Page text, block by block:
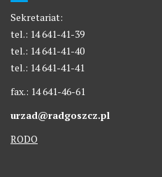
Sekretariat:
tel.: 14 641-41-39
tel.: 14 641-41-40
tel.: 14 641-41-41
fax.: 14 641-46-61
urzad@radgoszcz.pl
RODO